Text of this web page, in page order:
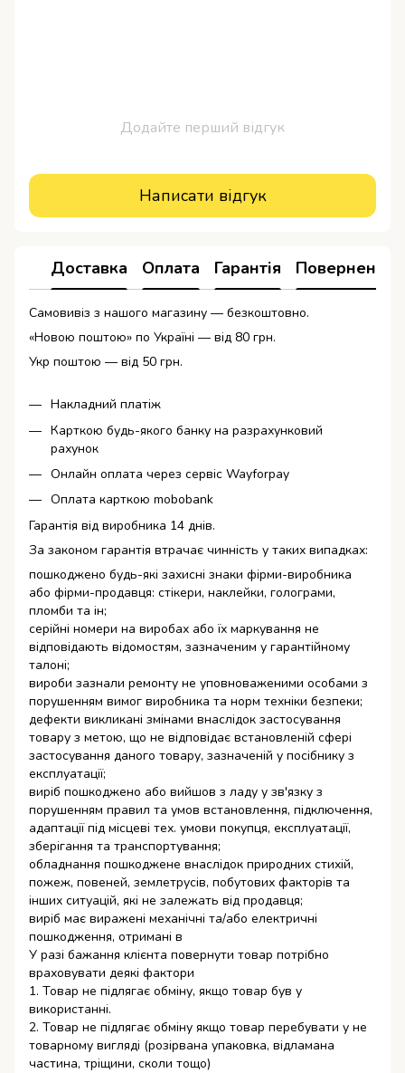
Додайте перший відгук
Написати відгук
Доставка Оплата Гарантія Повернення
Самовивіз з нашого магазину — безкоштовно.
«Новою поштою» по Україні — від 80 грн.
Укр поштою — від 50 грн.
Накладний платіж
Карткою будь-якого банку на разрахунковий
рахунок
Онлайн оплата через сервіс Wayforpay
Оплата карткою mobobank
Гарантія від виробника 14 днів.
За законом гарантія втрачає чинність у таких випадках:
пошкоджено будь-які захисні знаки фірми-виробника
або фірми-продавця: стікери, наклейки, голограми,
пломби та ін;
серійні номери на виробах або їх маркування не
відповідають відомостям, зазначеним у гарантійному
талоні;
вироби зазнали ремонту не уповноваженими особами з
порушенням вимог виробника та норм техніки безпеки;
дефекти викликані змінами внаслідок застосування
товару з метою, що не відповідає встановленій сфері
застосування даного товару, зазначеній у посібнику з
експлуатації;
виріб пошкоджено або вийшов з ладу у зв'язку з
порушенням правил та умов встановлення, підключення,
адаптації під місцеві тех. умови покупця, експлуатації,
зберігання та транспортування;
обладнання пошкоджене внаслідок природних стихій,
пожеж, повеней, землетрусів, побутових факторів та
інших ситуацій, які не залежать від продавця;
виріб має виражені механічні та/або електричні
пошкодження, отримані в
У разі бажання клієнта повернути товар потрібно
враховувати деякі фактори
1. Товар не підлягає обміну, якщо товар був у
використанні.
2. Товар не підлягає обміну якщо товар перебувати у не
товарному вигляді (розірвана упаковка, відламана
частина, тріщини, сколи тощо)